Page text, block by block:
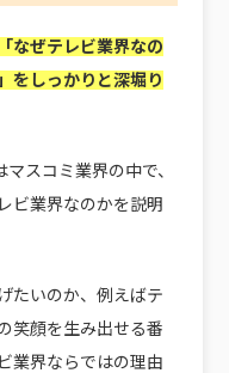
なぜテレビ業界なの
をしっかりと深堀り
スコミ業界の中で、
ビ業界なのかを説明
たいのか、例えばテ
笑顔を生み出せる番
業界ならではの理由